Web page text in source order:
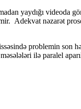
yaydığı videoda
Adekvat nəzarət
problemin son
ilə paralel